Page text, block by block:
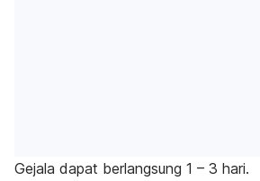
Gejala dapat berlangsung 1 – 3 hari.